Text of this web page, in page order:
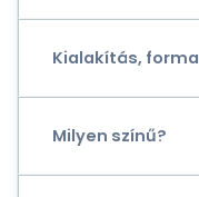
Kialakítás, forma
Milyen színű?